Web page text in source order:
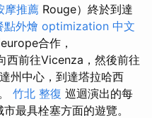
摩推薦 Rouge）終於到達
點外燴 optimization 中文
合作，
西前往Vicenza，然後前往
州中心，到達塔拉哈西
竹北 整復 巡迴演出的每
最具栓塞方面的遊覽。